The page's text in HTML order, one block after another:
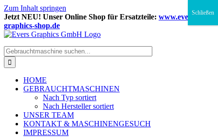
Zum Inhalt springen
Jetzt NEU! Unser Online Shop für Ersatzteile: www.evers-
graphics-shop.de
HOME
GEBRAUCHTMASCHINEN
Nach Typ sortiert
Nach Hersteller sortiert
UNSER TEAM
KONTAKT & MASCHINENGESUCH
IMPRESSUM
Schließen